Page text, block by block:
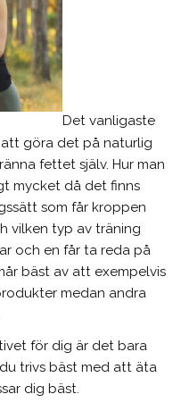
Det vanligaste
göra det på naturlig
fettet själv. Hur man
mycket då det finns
som får kroppen
vilken typ av träning
och en får ta reda på
bäst av att exempelvis
medan andra
för dig är det bara
trivs bäst med att äta
dig bäst.